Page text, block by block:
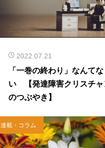
2022.07.21
「一巻の終わり」なんてな
い 【発達障害クリスチャ
のつぶやき】
連載・コラム